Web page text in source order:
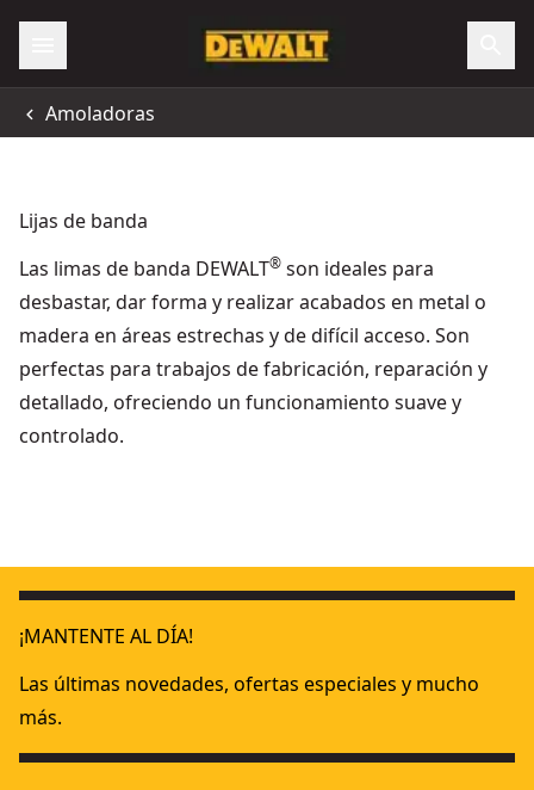
Amoladoras
Lijas de banda
Las limas de banda DEWALT® son ideales para
desbastar, dar forma y realizar acabados en metal o
madera en áreas estrechas y de difícil acceso. Son
perfectas para trabajos de fabricación, reparación y
detallado, ofreciendo un funcionamiento suave y
controlado.
¡MANTENTE AL DÍA!
Las últimas novedades, ofertas especiales y mucho
más.